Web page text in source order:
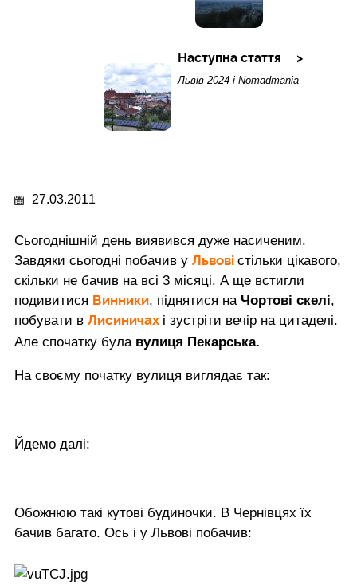
Наступна стаття
Львів-2024 і Nomadmania
27.03.2011
Сьогоднішній день виявився дуже насиченим.
Завдяки сьогодні побачив у Львові стільки цікавого,
скільки не бачив на всі 3 місяці. А ще встигли
подивитися Винники, піднятися на Чортові скелі,
побувати в Лисиничах і зустріти вечір на цитаделі.
Але спочатку була вулиця Пекарська.
На своєму початку вулиця виглядає так:
Йдемо далі:
Обожнюю такі кутові будиночки. В Чернівцях їх
бачив багато. Ось і у Львові побачив: